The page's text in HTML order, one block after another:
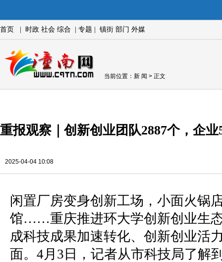
首页 时政 社会 综合 专题 镇街 部门 外媒
当前位置： 新 闻 > 正文
重报观察｜创新创业团队2887个，企
2025-04-04 10:08
闲置厂房变身创新工场，小面火锅
馆……重庆推进环大学创新创业生
成科技成果加速转化、创新创业活
面。4月3日，记者从市科技局了解